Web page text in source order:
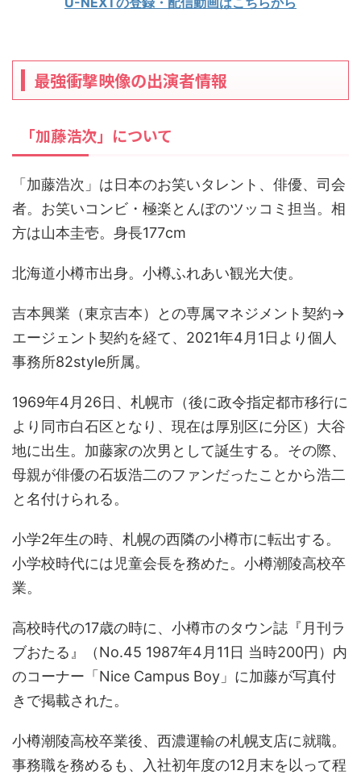
最強衝撃映像の出演者情報
「加藤浩次」について
「加藤浩次」は日本のお笑いタレント、俳優、司会
者。お笑いコンビ・極楽とんぼのツッコミ担当。相
方は山本圭壱。身長177cm
北海道小樽市出身。小樽ふれあい観光大使。
吉本興業（東京吉本）との専属マネジメント契約→
エージェント契約を経て、2021年4月1日より個人
事務所82style所属。
1969年4月26日、札幌市（後に政令指定都市移行に
より同市白石区となり、現在は厚別区に分区）大谷
地に出生。加藤家の次男として誕生する。その際、
母親が俳優の石坂浩二のファンだったことから浩二
と名付けられる。
小学2年生の時、札幌の西隣の小樽市に転出する。
小学校時代には児童会長を務めた。小樽潮陵高校卒
業。
高校時代の17歳の時に、小樽市のタウン誌『月刊ラ
ブおたる』（No.45 1987年4月11日 当時200円）内
のコーナー「Nice Campus Boy」に加藤が写真付
きで掲載された。
小樽潮陵高校卒業後、西濃運輸の札幌支店に就職。
事務職を務めるも、入社初年度の12月末を以って程